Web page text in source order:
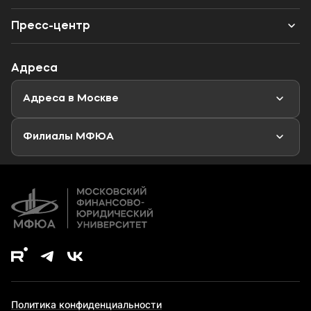
Наука
Одно окно
Калькулятор ЕГЭ
Мероприятия
Специалитет
Магистратура
Аспирантура
Дополнительное образование
Пресс-центр
Новости
Адреса
Адреса в Москве
Филиалы МФЮА
Политика конфиденциальности